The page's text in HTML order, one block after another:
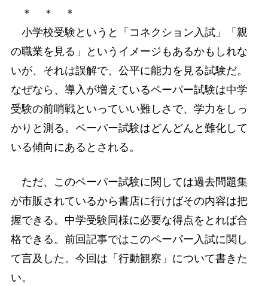
＊ ＊ ＊
小学校受験というと「コネクション入試」「親
の職業を見る」というイメージもあるかもしれな
いが、それは誤解で、公平に能力を見る試験だ。
なぜなら、導入が増えているペーパー試験は中学
受験の前哨戦といっていい難しさで、学力をしっ
かりと測る。ペーパー試験はどんどんと難化して
いる傾向にあるとされる。
ただ、このペーパー試験に関しては過去問題集
が市販されているから書店に行けばその内容は把
握できる。中学受験同様に必要な得点をとれば合
格できる。前回記事ではこのペーパー入試に関し
て言及した。今回は「行動観察」について書きた
い。